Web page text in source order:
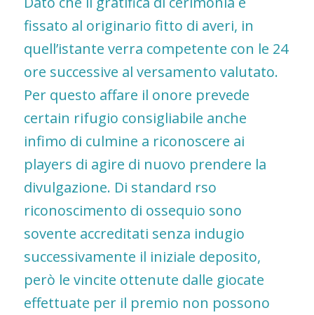
fissato al originario fitto di averi, in
quell’istante verra competente con le 24
ore successive al versamento valutato.
Per questo affare il onore prevede
certain rifugio consigliabile anche
infimo di culmine a riconoscere ai
players di agire di nuovo prendere la
divulgazione. Di standard rso
riconoscimento di ossequio sono
sovente accreditati senza indugio
successivamente il iniziale deposito,
però le vincite ottenute dalle giocate
effettuate per il premio non possono